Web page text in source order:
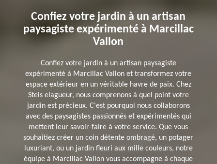
Confiez votre jardin à un artisan
paysagiste expérimenté à Marcillac
Vallon
Confiez votre jardin à un artisan paysagiste
expérimenté à Marcillac Vallon et transformez votre
espace extérieur en un véritable havre de paix. Chez
Steis elagueur, nous comprenons à quel point votre
jardin est précieux. C'est pourquoi nous collaborons
avec des paysagistes passionnés et expérimentés qui
mettent leur savoir-faire à votre service. Que vous
souhaitiez créer un coin détente ombragé, un potager
luxuriant, ou un jardin fleuri aux mille couleurs, notre
équipe à Marcillac Vallon vous accompagne à chaque